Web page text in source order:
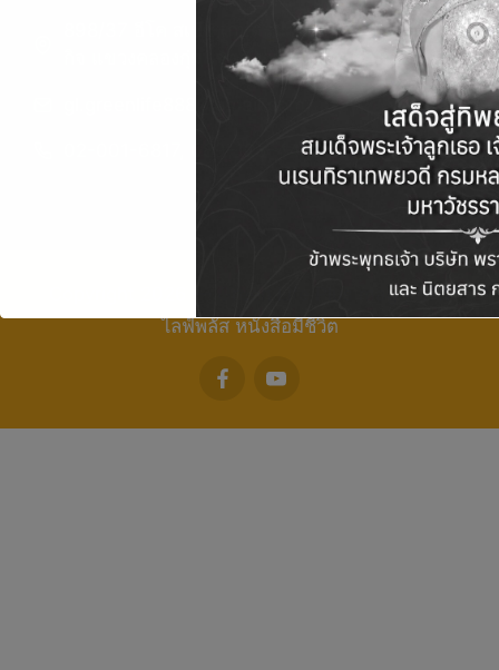
898/37 อีโค สเปซ เกษตรนวมินทร์ ถ.ประเสริฐมนู
กิจ แขวงคลองกุ่ม เขตบึงกุ่ม กรุงเทพฯ 10240
02-001-6817, 089-123-4450
Copyright 2026 — Green Life Plus mag | กรีน
ไลฟ์พลัส หนังสือมีชีวิต
facebookyoutube